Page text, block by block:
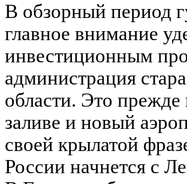
В обзорный период
главное внимание
инвестиционным
администрация
области. Это
заливе и новый
своей крылатой
России начнется с